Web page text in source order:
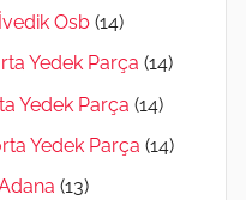
Osb (14)
Yedek Parça (14)
Yedek Parça (14)
Yedek Parça (14)
(13)